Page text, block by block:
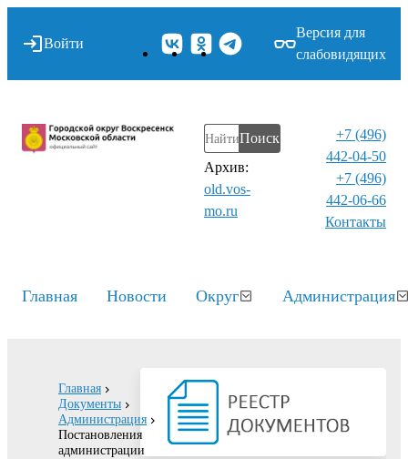
Войти
Версия для
слабовидящих
Поиск
Архив:
old.vos-
mo.ru
+7 (496)
442-04-50
+7 (496)
442-06-66
Контакты⁠
Главная Новости Округ Администрация
Главная
Документы
Администрация
Постановления
администрации